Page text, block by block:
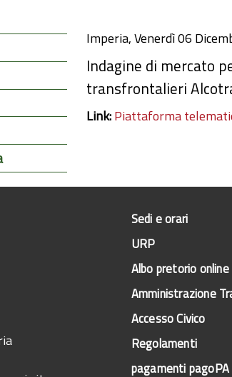
Imperia, Venerdì 06
Indagine di mercato
transfrontalieri
Link:Piattaforma
Sedi e orari
URP
Albo pretorio online
Amministrazione
Accesso Civico
Regolamenti
pagamenti pagoPA